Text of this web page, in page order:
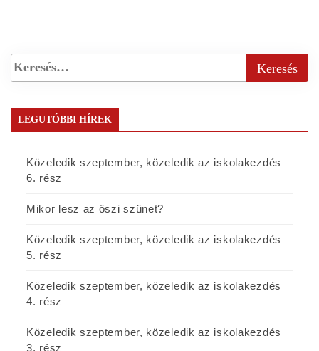
LEGUTÓBBI HÍREK
Közeledik szeptember, közeledik az iskolakezdés
6. rész
Mikor lesz az őszi szünet?
Közeledik szeptember, közeledik az iskolakezdés
5. rész
Közeledik szeptember, közeledik az iskolakezdés
4. rész
Közeledik szeptember, közeledik az iskolakezdés
3. rész